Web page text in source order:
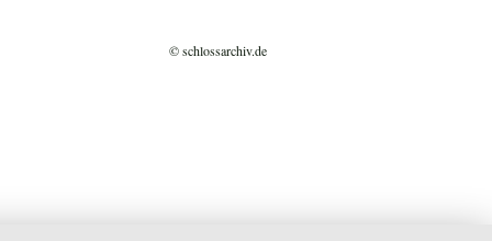
© schlossarchiv.de